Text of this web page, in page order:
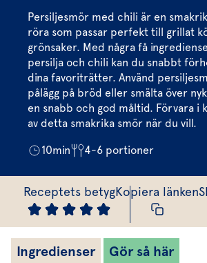
Vinägrett
Örtolja
Örtsalt
Allt
Vårt
Våra
För
Fixa vinägretten
Dressingen gör
Persiljesmör med chili är en
röra som passar perfekt till grillat
grönsaker. Med några få
persilja och chili kan du snabbt
dina favoriträtter. Använd
pålägg på bröd eller smälta över
en snabb och god måltid. Förvara i
av detta smakrika smör när du vill.
10min 4-6 portioner
Receptets betygKopiera länken
Ingredienser Gör så här